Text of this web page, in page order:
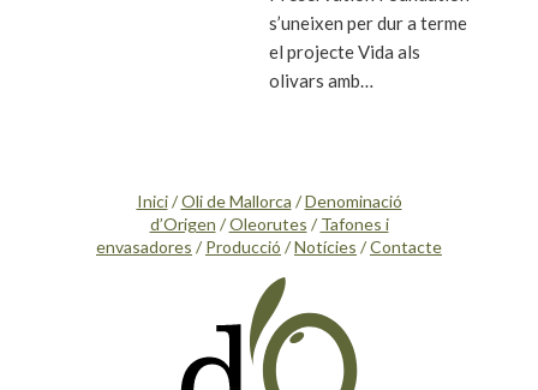
s’uneixen per dur a terme
el projecte Vida als
olivars amb…
Inici/Oli de Mallorca /Denominació
d’Origen /Oleorutes / Tafones i
envasadores / Producció /Notícies /Contacte